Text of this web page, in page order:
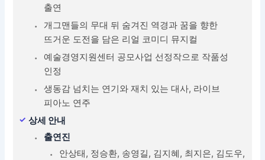
출연
개그맨들의 무대 뒤 숨겨진 역경과 꿈을 향한
뜨거운 도전을 담은 리얼 코미디 뮤지컬
예술경영지원센터 공모사업 선정작으로 작품성
인정
생동감 넘치는 연기와 재치 있는 대사, 라이브
피아노 연주
상세 안내
출연진
안상태, 정승환, 송영길, 김지혜, 최지은, 김도우,